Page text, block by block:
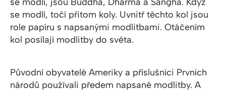
se modlí, točí přitom koly. Uvnitř těchto kol jsou
role papíru s napsanými modlitbami. Otáčením
kol posílají modlitby do světa.
Původní obyvatelé Ameriky a příslušníci Prvních
národů používali předem napsané modlitby. A